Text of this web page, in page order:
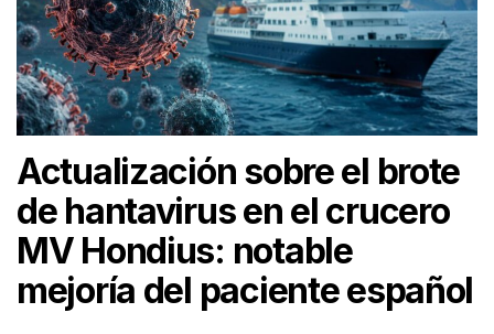
Actualización sobre el brote
de hantavirus en el crucero
MV Hondius: notable
mejoría del paciente español